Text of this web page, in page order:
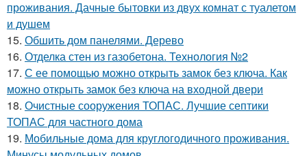
проживания. Дачные бытовки из двух комнат с туалетом
и душем
15. Обшить дом панелями. Дерево
16. Отделка стен из газобетона. Технология №2
17. С ее помощью можно открыть замок без ключа. Как
можно открыть замок без ключа на входной двери
18. Очистные сооружения ТОПАС. Лучшие септики
ТОПАС для частного дома
19. Мобильные дома для круглогодичного проживания.